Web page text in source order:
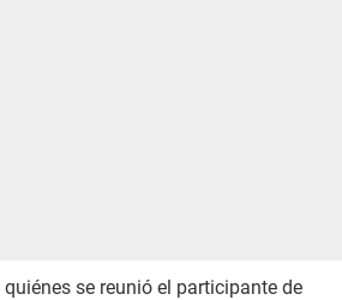
se reunió el participante de